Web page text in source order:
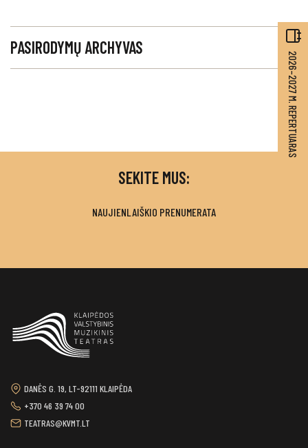
PASIRODYMŲ ARCHYVAS
2026–2027 M. REPERTUARAS
SEKITE MUS:
NAUJIENLAIŠKIO PRENUMERATA
DANĖS G. 19, LT-92111 KLAIPĖDA
+370 46 39 74 00
TEATRAS@KVMT.LT